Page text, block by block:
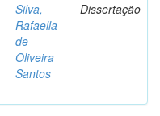
Silva,
Rafaella
de
Oliveira
Santos
Dissertação